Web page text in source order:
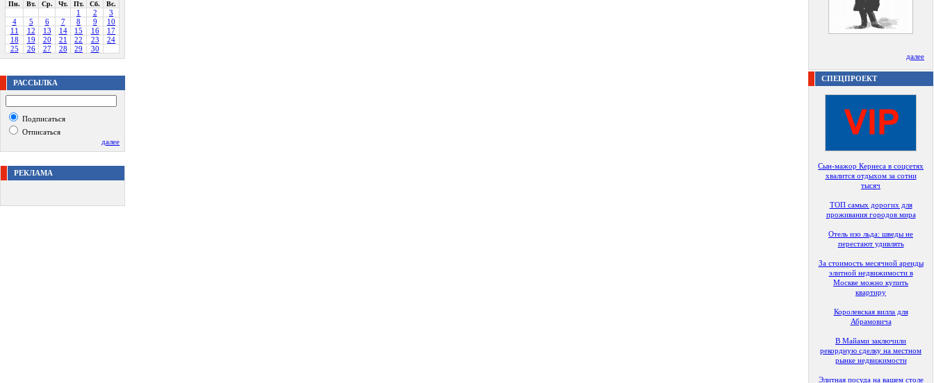
Пн. Вт. Ср. Чт. Пт. Сб. Вс.
1 2
3
4
5 6 7 8 9
10
11
12 13 14 15 16
17
18
19 20 21 22 23
24
25
26 27 28 29 30
РАССЫЛКА
Подписаться
Отписаться
далее
РЕКЛАМА
далее
СПЕЦПРОЕКТ
Сын-мажор Кернеса в соцсетях
хвалится отдыхом за сотни
тысяч
ТОП самых дорогих для
проживания городов мира
Отель изо льда: шведы не
перестают удивлять
За стоимость месячной аренды
элитной недвижимости в
Москве можно купить
квартиру
Королевская вилла для
Абрамовича
В Майами заключили
рекордную сделку на местном
рынке недвижимости
Элитная посуда на вашем столе